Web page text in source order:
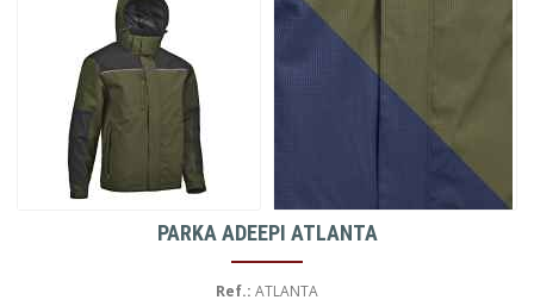
PARKA ADEEPI ATLANTA
Ref.: ATLANTA